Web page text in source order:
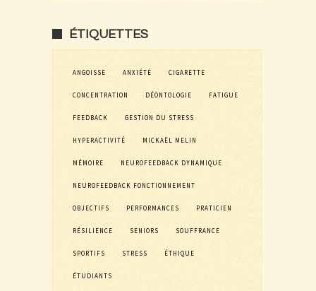
ÉTIQUETTES
ANGOISSE ANXIÉTÉ CIGARETTE
CONCENTRATION DÉONTOLOGIE FATIGUE
FEEDBACK GESTION DU STRESS
HYPERACTIVITÉ MICKAËL MELIN
MÉMOIRE NEUROFEEDBACK DYNAMIQUE
NEUROFEEDBACK FONCTIONNEMENT
OBJECTIFS PERFORMANCES PRATICIEN
RÉSILIENCE SENIORS SOUFFRANCE
SPORTIFS STRESS ÉTHIQUE
ÉTUDIANTS